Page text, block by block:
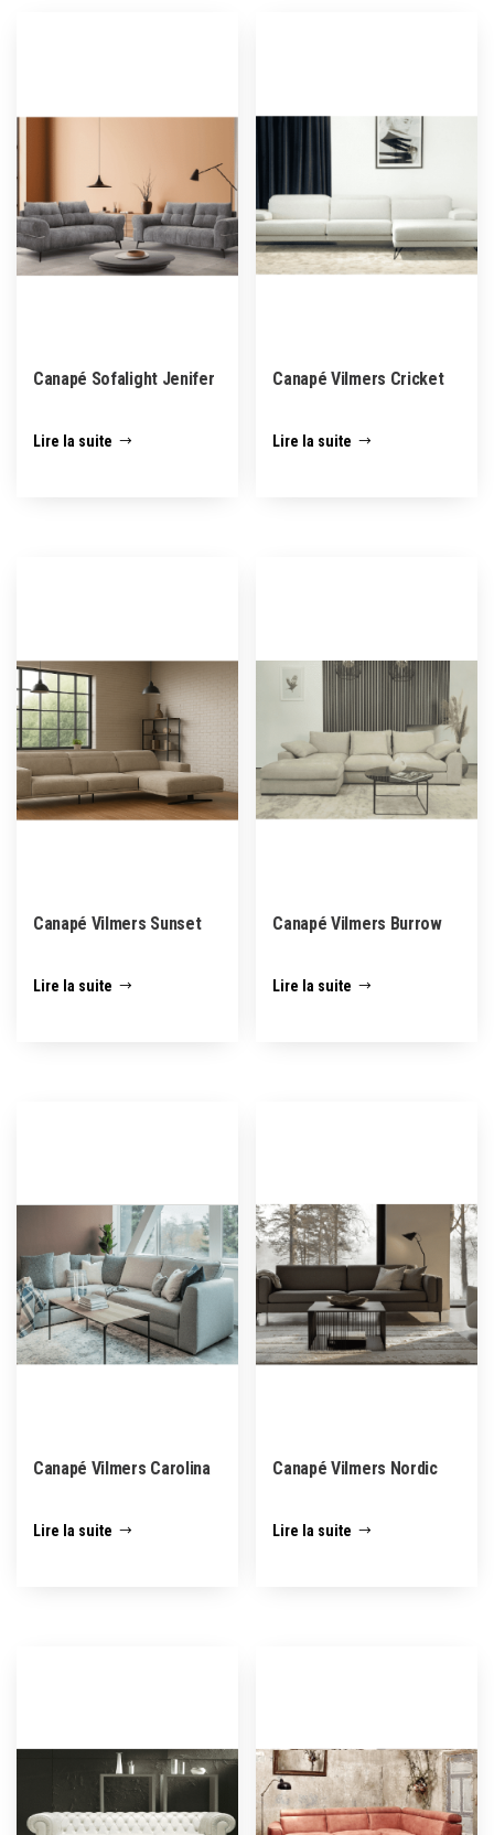
Canapé Sofalight Jenifer
Lire la suite
Canapé Vilmers Cricket
Lire la suite
Canapé Vilmers Sunset
Lire la suite
Canapé Vilmers Burrow
Lire la suite
Canapé Vilmers Carolina
Lire la suite
Canapé Vilmers Nordic
Lire la suite